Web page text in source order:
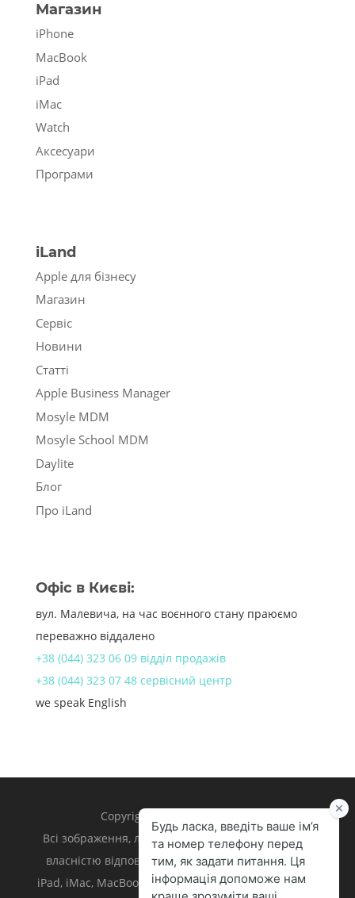
Магазин
iPhone
MacBook
iPad
iMac
Watch
Аксесуари
Програми
iLand
Apple для бізнесу
Магазин
Сервіс
Новини
Статті
Apple Business Manager
Mosyle MDM
Mosyle School MDM
Daylite
Блог
Про iLand
Офіс в Києві:
вул. Малевича, на час воєнного стану праюємо
переважно віддалено
+38 (044) 323 06 09 відділ продажів
+38 (044) 323 07 48 сервісний центр
we speak English
Copyright 1998 – 2024 iLand.
Всі зображення, логотипи та торгівельні марки є
власністю відповідних власників. Apple, iPhone,
iPad, iMac, MacBook, Mac є торгівельними марками